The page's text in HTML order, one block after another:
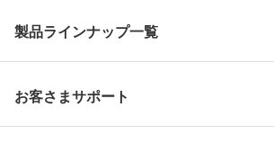
製品ラインナップ一覧
お客さまサポート